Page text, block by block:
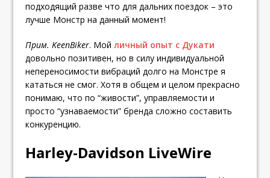
подходящий разве что для дальних поездок – это
лучше Монстр на данный момент!
Прим. KeenBiker. Мойличный опыт с Дукати
довольно позитивен, но в силу индивидуальной
непереносимости вибраций долго на Монстре я
кататься не смог. Хотя в общем и целом прекрасно
понимаю, что по “живости”, управляемости и
просто “узнаваемости” бренда сложно составить
конкуренцию.
Harley-Davidson LiveWire